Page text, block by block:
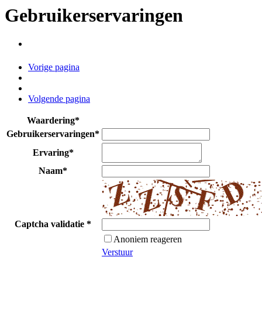
Gebruikerservaringen
Vorige pagina
Volgende pagina
Waardering*
Gebruikerservaringen*
Ervaring*
Naam*
Captcha validatie *
Anoniem reageren
Verstuur